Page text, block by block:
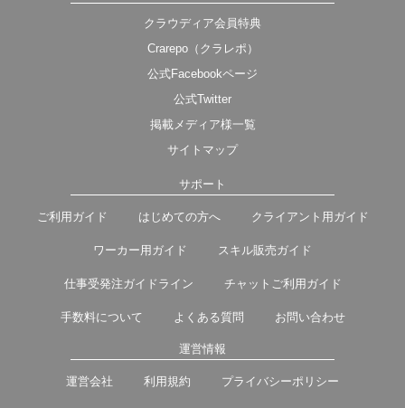
クラウディア会員特典
Crarepo（クラレポ）
公式Facebookページ
公式Twitter
掲載メディア様一覧
サイトマップ
サポート
ご利用ガイド はじめての方へ クライアント用ガイド
ワーカー用ガイド スキル販売ガイド
仕事受発注ガイドライン チャットご利用ガイド
手数料について よくある質問 お問い合わせ
運営情報
運営会社 利用規約 プライバシーポリシー